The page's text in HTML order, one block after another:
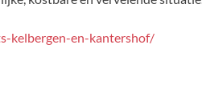
kelbergen-en-kantershof/